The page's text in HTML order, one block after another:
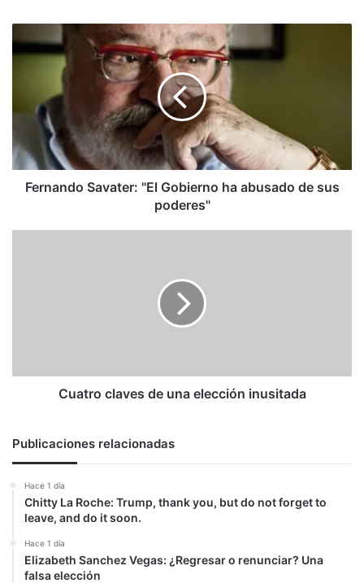
Savater:
abusado
de
sus
poderes"
Fernando Savater: "El Gobierno ha abusado de sus
poderes"
Cuatro claves de una elección inusitada
Publicaciones relacionadas
Hace 1 día
Chitty La Roche: Trump, thank you, but do not forget to
leave, and do it soon.
Hace 1 día
Elizabeth Sanchez Vegas: ¿Regresar o renunciar? Una
falsa elección